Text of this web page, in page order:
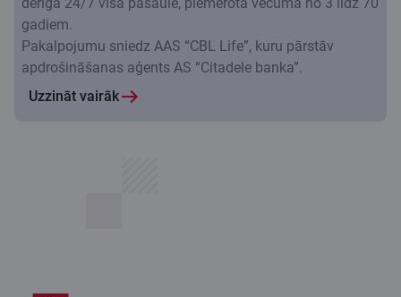
gadiem.
Pakalpojumu sniedz AAS “CBL Life”, kuru pārstāv
apdrošināšanas aģents AS “Citadele banka”.
Uzzināt vairāk